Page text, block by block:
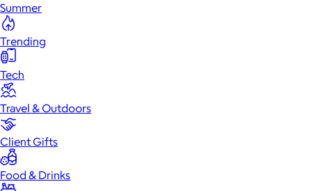
Summer
Trending
Tech
Travel & Outdoors
Client Gifts
Food & Drinks